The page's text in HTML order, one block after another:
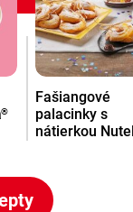
®
Fašiangové
palacinky s
nátierkou